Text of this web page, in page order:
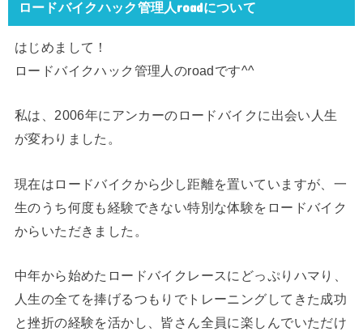
ロードバイクハック管理人roadについて
はじめまして！
ロードバイクハック管理人のroadです^^
私は、2006年にアンカーのロードバイクに出会い人生
が変わりました。
現在はロードバイクから少し距離を置いていますが、一
生のうち何度も経験できない特別な体験をロードバイク
からいただきました。
中年から始めたロードバイクレースにどっぷりハマり、
人生の全てを捧げるつもりでトレーニングしてきた成功
と挫折の経験を活かし、皆さん全員に楽しんでいただけ